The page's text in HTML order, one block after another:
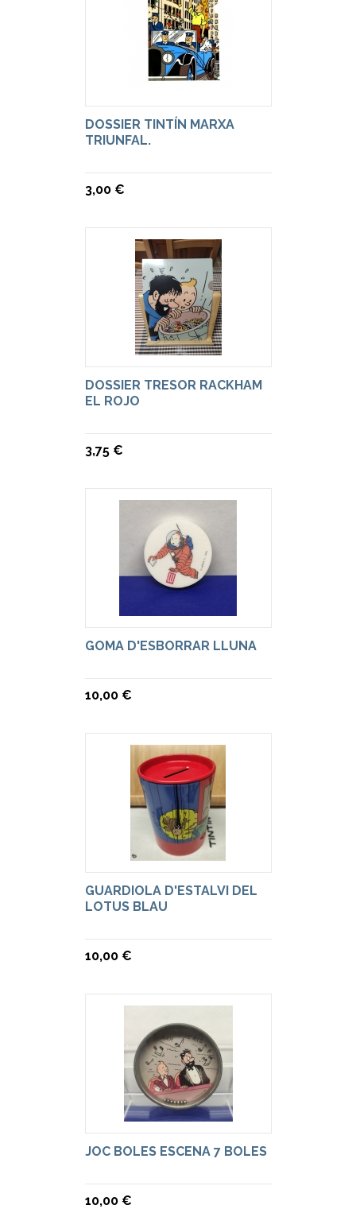
DOSSIER TINTÍN MARXA
TRIUNFAL.
3,00 €
DOSSIER TRESOR RACKHAM
EL ROJO
3,75 €
GOMA D'ESBORRAR LLUNA
10,00 €
GUARDIOLA D'ESTALVI DEL
LOTUS BLAU
10,00 €
JOC BOLES ESCENA 7 BOLES
10,00 €